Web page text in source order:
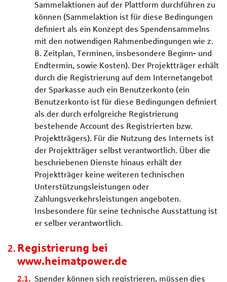
Sammelaktionen auf der Plattform durchführen zu
können (Sammelaktion ist für diese Bedingungen
definiert als ein Konzept des Spendensammelns
mit den notwendigen Rahmenbedingungen wie z.
B. Zeitplan, Terminen, insbesondere Beginn- und
Endtermin, sowie Kosten). Der Projektträger erhält
durch die Registrierung auf dem Internetangebot
der Sparkasse auch ein Benutzerkonto (ein
Benutzerkonto ist für diese Bedingungen definiert
als der durch erfolgreiche Registrierung
bestehende Account des Registrierten bzw.
Projektträgers). Für die Nutzung des Internets ist
der Projektträger selbst verantwortlich. Über die
beschriebenen Dienste hinaus erhält der
Projektträger keine weiteren technischen
Unterstützungsleistungen oder
Zahlungsverkehrsleistungen angeboten.
Insbesondere für seine technische Ausstattung ist
er selber verantwortlich.
Registrierung bei
www.heimatpower.de
Spender können sich registrieren, müssen dies